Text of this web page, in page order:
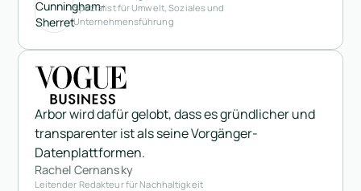
Spezialist für Umwelt, Soziales und
Unternehmensführung
Arbor wird dafür gelobt, dass es gründlicher und
transparenter ist als seine Vorgänger-
Datenplattformen.
Rachel Cernansky
Leitender Redakteur für Nachhaltigkeit